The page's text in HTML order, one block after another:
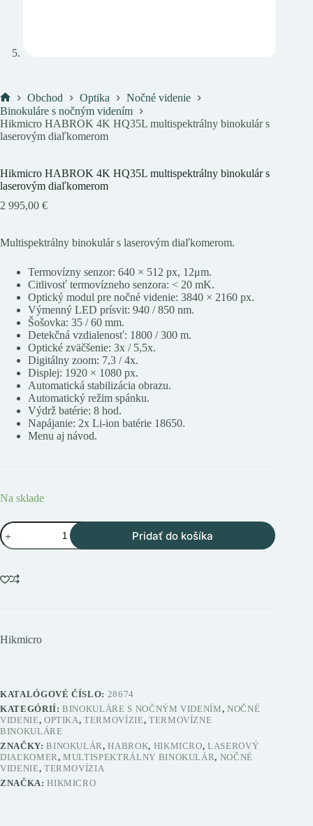
Domov
Obchod Optika
Nočné videnie
Binokuláre s nočným videním
Hikmicro HABROK 4K HQ35L multispektrálny binokulár s
laserovým diaľkomerom
Hikmicro HABROK 4K HQ35L multispektrálny binokulár s
laserovým diaľkomerom
2 995,00 €
Multispektrálny binokulár s laserovým diaľkomerom.
Termovízny senzor: 640 × 512 px, 12μm.
Citlivosť termovízneho senzora: < 20 mK.
Optický modul pre nočné videnie: 3840 × 2160 px.
Výmenný LED prísvit: 940 / 850 nm.
Šošovka: 35 / 60 mm.
Detekčná vzdialenosť: 1800 / 300 m.
Optické zväčšenie: 3x / 5,5x.
Digitálny zoom: 7,3 / 4x.
Displej: 1920 × 1080 px.
Automatická stabilizácia obrazu.
Automatický režim spánku.
Výdrž batérie: 8 hod.
Napájanie: 2x Li-ion batérie 18650.
Menu aj návod.
Na sklade
množstvo
Hikmicro
HABROK
HQ35L
multispektrálny
diaľkomerom
Pridať do košíka
Hikmicro
KATALÓGOVÉ ČÍSLO: 28674
KATEGÓRIÍ:BINOKULÁRE S NOČNÝM VIDENÍM,NOČNÉ
VIDENIE, OPTIKA,TERMOVÍZIE, TERMOVÍZNE
BINOKULÁRE
ZNAČKY:BINOKULÁR,HABROK, HIKMICRO,LASEROVÝ
DIAĽKOMER,MULTISPEKTRÁLNY BINOKULÁR, NOČNÉ
VIDENIE, TERMOVÍZIA
ZNAČKA:HIKMICRO